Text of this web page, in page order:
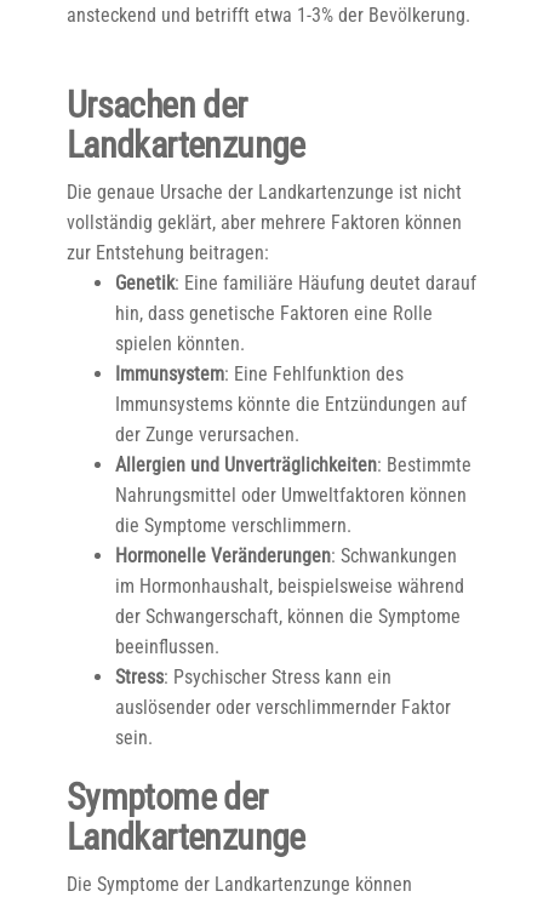
ansteckend und betrifft etwa 1-3% der Bevölkerung.
Ursachen der
Landkartenzunge
Die genaue Ursache der Landkartenzunge ist nicht
vollständig geklärt, aber mehrere Faktoren können
zur Entstehung beitragen:
Genetik: Eine familiäre Häufung deutet darauf
hin, dass genetische Faktoren eine Rolle
spielen könnten.
Immunsystem: Eine Fehlfunktion des
Immunsystems könnte die Entzündungen auf
der Zunge verursachen.
Allergien und Unverträglichkeiten: Bestimmte
Nahrungsmittel oder Umweltfaktoren können
die Symptome verschlimmern.
Hormonelle Veränderungen: Schwankungen
im Hormonhaushalt, beispielsweise während
der Schwangerschaft, können die Symptome
beeinflussen.
Stress: Psychischer Stress kann ein
auslösender oder verschlimmernder Faktor
sein.
Symptome der
Landkartenzunge
Die Symptome der Landkartenzunge können